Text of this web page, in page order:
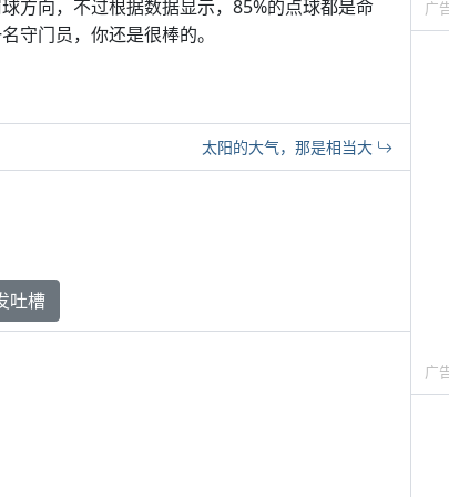
方向，不过根据数据显示，85%的点球都是命
守门员，你还是很棒的。
太阳的大气，那是相当大
吐槽
广
广